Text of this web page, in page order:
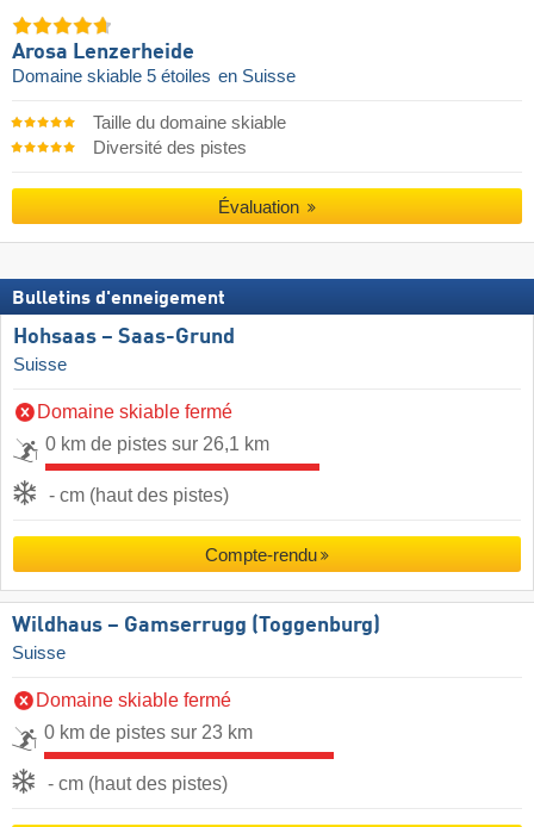
Arosa Lenzerheide
Domaine skiable 5 étoiles en Suisse
Taille du domaine skiable
Diversité des pistes
Évaluation
Bulletins d'enneigement
Hohsaas – Saas-Grund
Suisse
Domaine skiable fermé
0 km de pistes sur 26,1 km
- cm (haut des pistes)
Compte-rendu
Wildhaus – Gamserrugg (Toggenburg)
Suisse
Domaine skiable fermé
0 km de pistes sur 23 km
- cm (haut des pistes)